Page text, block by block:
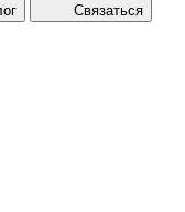
Связаться